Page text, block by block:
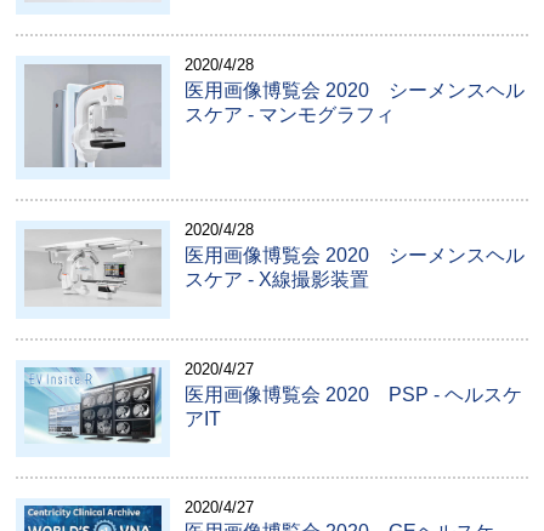
2020/4/28
医用画像博覧会 2020 シーメンスヘル
スケア - マンモグラフィ
2020/4/28
医用画像博覧会 2020 シーメンスヘル
スケア - X線撮影装置
2020/4/27
医用画像博覧会 2020 PSP - ヘルスケ
アIT
2020/4/27